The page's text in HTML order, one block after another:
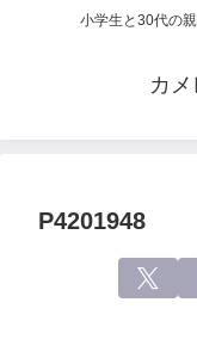
小学生と30代の
カ
P4201948